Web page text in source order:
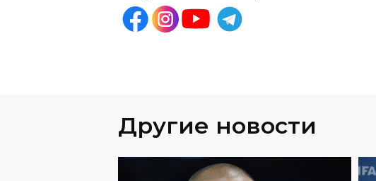
Азиатские игры Единоборства и борьба
Другие новости